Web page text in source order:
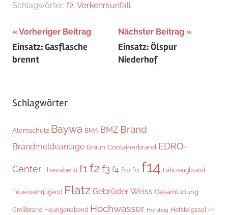
Schlagwörter: f2, Verkehrsunfall
Beitragsnavigation
Vorheriger Beitrag
Einsatz: Gasflasche
brennt
Nächster Beitrag
Einsatz: Ölspur
Niederhof
Schlagwörter
Atemschutz Baywa BMA BMZ Brand
Brandmeldeanlage Braun Containerbrand EDRO-
Center Elternabend f1f2 f3 f4 f10 f11 f14 Fahrzeugbrand
Feuerwehrjugend Flatz Gebrüder Weiss Gesamtübung
Großbrand Heurigenabend Hochwasser Hofsteig Hofsteigsaal i+r